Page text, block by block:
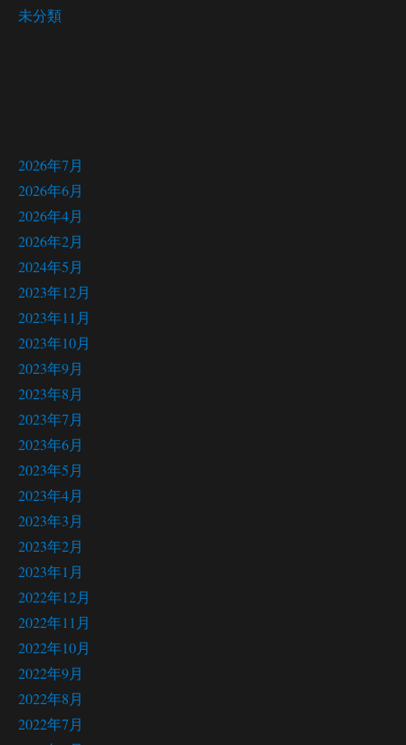
未分類
2026年7月
2026年6月
2026年4月
2026年2月
2024年5月
2023年12月
2023年11月
2023年10月
2023年9月
2023年8月
2023年7月
2023年6月
2023年5月
2023年4月
2023年3月
2023年2月
2023年1月
2022年12月
2022年11月
2022年10月
2022年9月
2022年8月
2022年7月